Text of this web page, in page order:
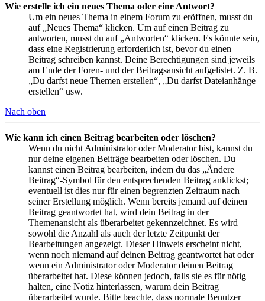
Wie erstelle ich ein neues Thema oder eine Antwort?
Um ein neues Thema in einem Forum zu eröffnen, musst du
auf „Neues Thema“ klicken. Um auf einen Beitrag zu
antworten, musst du auf „Antworten“ klicken. Es könnte sein,
dass eine Registrierung erforderlich ist, bevor du einen
Beitrag schreiben kannst. Deine Berechtigungen sind jeweils
am Ende der Foren- und der Beitragsansicht aufgelistet. Z. B.
„Du darfst neue Themen erstellen“, „Du darfst Dateianhänge
erstellen“ usw.
Nach oben
Wie kann ich einen Beitrag bearbeiten oder löschen?
Wenn du nicht Administrator oder Moderator bist, kannst du
nur deine eigenen Beiträge bearbeiten oder löschen. Du
kannst einen Beitrag bearbeiten, indem du das „Ändere
Beitrag“-Symbol für den entsprechenden Beitrag anklickst;
eventuell ist dies nur für einen begrenzten Zeitraum nach
seiner Erstellung möglich. Wenn bereits jemand auf deinen
Beitrag geantwortet hat, wird dein Beitrag in der
Themenansicht als überarbeitet gekennzeichnet. Es wird
sowohl die Anzahl als auch der letzte Zeitpunkt der
Bearbeitungen angezeigt. Dieser Hinweis erscheint nicht,
wenn noch niemand auf deinen Beitrag geantwortet hat oder
wenn ein Administrator oder Moderator deinen Beitrag
überarbeitet hat. Diese können jedoch, falls sie es für nötig
halten, eine Notiz hinterlassen, warum dein Beitrag
überarbeitet wurde. Bitte beachte, dass normale Benutzer